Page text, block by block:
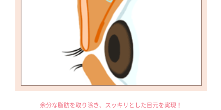
余分な脂肪を取り除き、スッキリとした目元を実現！